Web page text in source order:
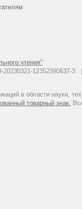
чтения"
20230321-
в области науки,
товарный знак.